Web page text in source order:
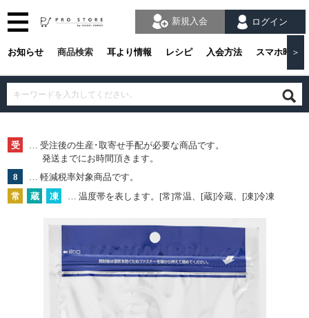
お知らせ 商品検索 耳より情報 レシピ 入会方法 スマホ時の
＞
ログイン
新規入会
受
… 受注後の生産･取寄せ手配が必要な商品です。
発送までにお時間頂きます。
8
… 軽減税率対象商品です。
常
蔵 凍 … 温度帯を表します。[常]常温、[蔵]冷蔵、[凍]冷凍